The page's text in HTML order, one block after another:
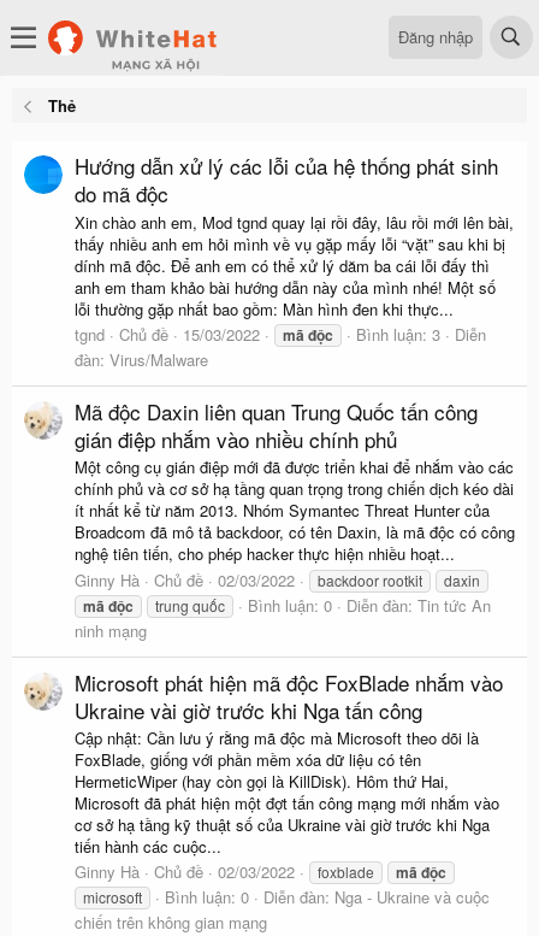
Đăng nhập
Thẻ
Hướng dẫn xử lý các lỗi của hệ thống phát sinh
do mã độc
Xin chào anh em, Mod tgnd quay lại rồi đây, lâu rồi mới lên bài,
thấy nhiều anh em hỏi mình về vụ gặp mấy lỗi “vặt” sau khi bị
dính mã độc. Để anh em có thể xử lý dăm ba cái lỗi đấy thì
anh em tham khảo bài hướng dẫn này của mình nhé! Một số
lỗi thường gặp nhất bao gồm: Màn hình đen khi thực...
tgnd
Chủ đề 15/03/2022 mã độc Bình luận: 3
Diễn
đàn: Virus/Malware
Mã độc Daxin liên quan Trung Quốc tấn công
gián điệp nhắm vào nhiều chính phủ
Một công cụ gián điệp mới đã được triển khai để nhắm vào các
chính phủ và cơ sở hạ tầng quan trọng trong chiến dịch kéo dài
ít nhất kể từ năm 2013. Nhóm Symantec Threat Hunter của
Broadcom đã mô tả backdoor, có tên Daxin, là mã độc có công
nghệ tiên tiến, cho phép hacker thực hiện nhiều hoạt...
Ginny Hà
Chủ đề 02/03/2022 backdoor rootkit daxin
mã độc trung quốc Bình luận: 0 Diễn đàn: Tin tức An
ninh mạng
Microsoft phát hiện mã độc FoxBlade nhắm vào
Ukraine vài giờ trước khi Nga tấn công
Cập nhật: Cần lưu ý rằng mã độc mà Microsoft theo dõi là
FoxBlade, giống với phần mềm xóa dữ liệu có tên
HermeticWiper (hay còn gọi là KillDisk). Hôm thứ Hai,
Microsoft đã phát hiện một đợt tấn công mạng mới nhắm vào
cơ sở hạ tầng kỹ thuật số của Ukraine vài giờ trước khi Nga
tiến hành các cuộc...
Ginny Hà
Chủ đề 02/03/2022 foxblade mã độc
microsoft Bình luận: 0 Diễn đàn: Nga - Ukraine và cuộc
chiến trên không gian mạng